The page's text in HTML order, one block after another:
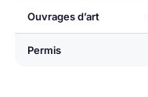
Ouvrages d’art
Permis